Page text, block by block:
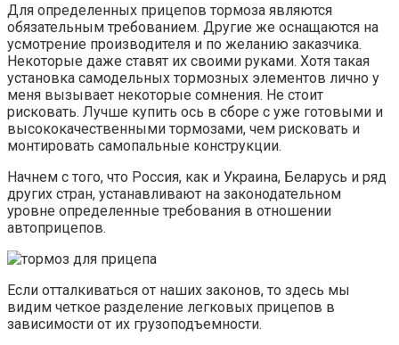
Для определенных прицепов тормоза являются
обязательным требованием. Другие же оснащаются на
усмотрение производителя и по желанию заказчика.
Некоторые даже ставят их своими руками. Хотя такая
установка самодельных тормозных элементов лично у
меня вызывает некоторые сомнения. Не стоит
рисковать. Лучше купить ось в сборе с уже готовыми и
высококачественными тормозами, чем рисковать и
монтировать самопальные конструкции.
Начнем с того, что Россия, как и Украина, Беларусь и ряд
других стран, устанавливают на законодательном
уровне определенные требования в отношении
автоприцепов.
Если отталкиваться от наших законов, то здесь мы
видим четкое разделение легковых прицепов в
зависимости от их грузоподъемности.